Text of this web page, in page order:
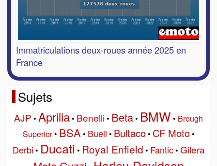
Immatriculations deux-roues année 2025 en
France
Sujets
AJP • Aprilia• Benelli• Beta• BMW • Brough
Superior• BSA• Buell • Bultaco• CF Moto•
Derbi • Ducati • Royal Enfield • Fantic• Gilera